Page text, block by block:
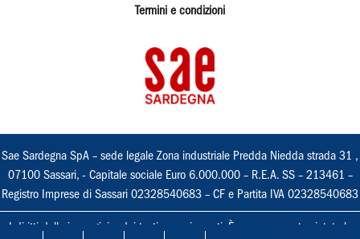
Termini e condizioni
Sae Sardegna SpA – sede legale Zona industriale Predda Niedda strada 31 ,
07100 Sassari, - Capitale sociale Euro 6.000.000 – R.E.A. SS – 213461 –
Registro Imprese di Sassari 02328540683 – CF e Partita IVA 02328540683
I diritti delle immagini e dei testi sono riservati. È espressamente vietata la